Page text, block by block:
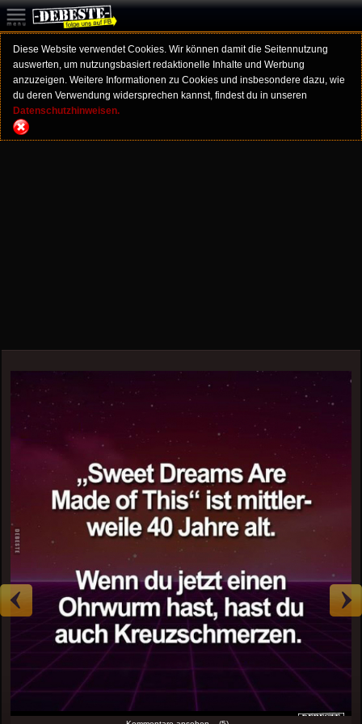
Diese Website verwendet Cookies. Wir können damit die Seitennutzung
auswerten, um nutzungsbasiert redaktionelle Inhalte und Werbung
anzuzeigen. Weitere Informationen zu Cookies und insbesondere dazu, wie
du deren Verwendung widersprechen kannst, findest du in unseren
Datenschutzhinweisen.